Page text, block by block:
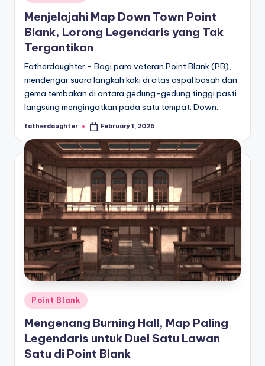
in
Menjelajahi Map Down Town Point
Blank, Lorong Legendaris yang Tak
Tergantikan
Fatherdaughter - Bagi para veteran Point Blank (PB),
mendengar suara langkah kaki di atas aspal basah dan
gema tembakan di antara gedung-gedung tinggi pasti
langsung mengingatkan pada satu tempat: Down…
Posted
fatherdaughter February 1, 2026
Posted
in
Point Blank
Mengenang Burning Hall, Map Paling
Legendaris untuk Duel Satu Lawan
Satu di Point Blank